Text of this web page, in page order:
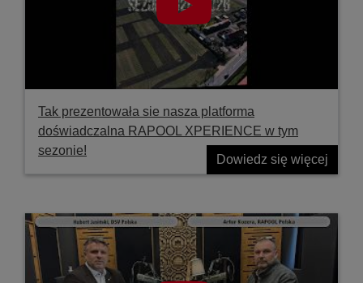
Tak prezentowała sie nasza platforma
doświadczalna RAPOOL XPERIENCE w tym
sezonie!
Dowiedz się więcej